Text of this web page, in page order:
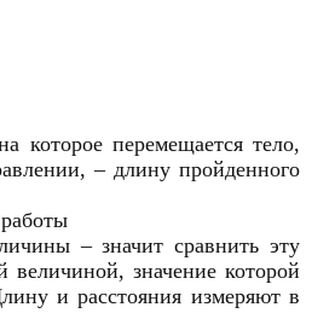
которое перемещается тело,
– длину пройденного
– значит сравнить эту
величиной, значение которой
и расстояния измеряют в